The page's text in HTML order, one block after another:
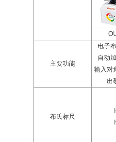
主要功能
电子
自动
输入对
出
布氏标尺